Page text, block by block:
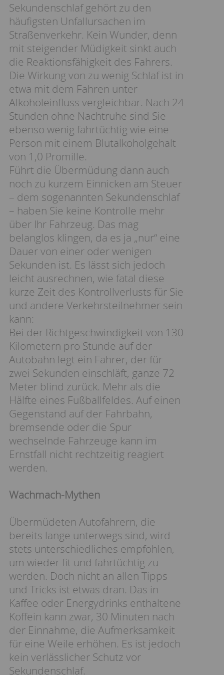
Sekundenschlaf gehört zu den
häufigsten Unfallursachen im
Straßenverkehr. Kein Wunder, denn
mit steigender Müdigkeit sinkt auch
die Reaktionsfähigkeit des Fahrers.
Die Wirkung von zu wenig Schlaf ist in
etwa mit dem Fahren unter
Alkoholeinfluss vergleichbar. Nach 24
Stunden ohne Nachtruhe sind Sie
ebenso wenig fahrtüchtig wie eine
Person mit einem Blutalkoholgehalt
von 1,0 Promille.
Führt die Übermüdung dann auch
noch zu kurzem Einnicken am Steuer
– dem sogenannten Sekundenschlaf
– haben Sie keine Kontrolle mehr
über Ihr Fahrzeug. Das mag
belanglos klingen, da es ja „nur“ eine
Dauer von einer oder wenigen
Sekunden ist. Es lässt sich jedoch
leicht ausrechnen, wie fatal diese
kurze Zeit des Kontrollverlusts für Sie
und andere Verkehrsteilnehmer sein
kann:
Bei der Richtgeschwindigkeit von 130
Kilometern pro Stunde auf der
Autobahn legt ein Fahrer, der für
zwei Sekunden einschläft, ganze 72
Meter blind zurück. Mehr als die
Hälfte eines Fußballfeldes. Auf einen
Gegenstand auf der Fahrbahn,
bremsende oder die Spur
wechselnde Fahrzeuge kann im
Ernstfall nicht rechtzeitig reagiert
werden.
Wachmach-Mythen
Übermüdeten Autofahrern, die
bereits lange unterwegs sind, wird
stets unterschiedliches empfohlen,
um wieder fit und fahrtüchtig zu
werden. Doch nicht an allen Tipps
und Tricks ist etwas dran. Das in
Kaffee oder Energydrinks enthaltene
Koffein kann zwar, 30 Minuten nach
der Einnahme, die Aufmerksamkeit
für eine Weile erhöhen. Es ist jedoch
kein verlässlicher Schutz vor
Sekundenschlaf.